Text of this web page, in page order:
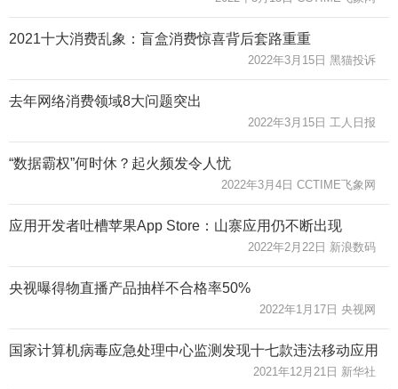
2021十大消费乱象：盲盒消费惊喜背后套路重重
2022年3月15日 黑猫投诉
去年网络消费领域8大问题突出
2022年3月15日 工人日报
“数据霸权”何时休？起火频发令人忧
2022年3月4日 CCTIME飞象网
应用开发者吐槽苹果App Store：山寨应用仍不断出现
2022年2月22日 新浪数码
央视曝得物直播产品抽样不合格率50%
2022年1月17日 央视网
国家计算机病毒应急处理中心监测发现十七款违法移动应用
2021年12月21日 新华社